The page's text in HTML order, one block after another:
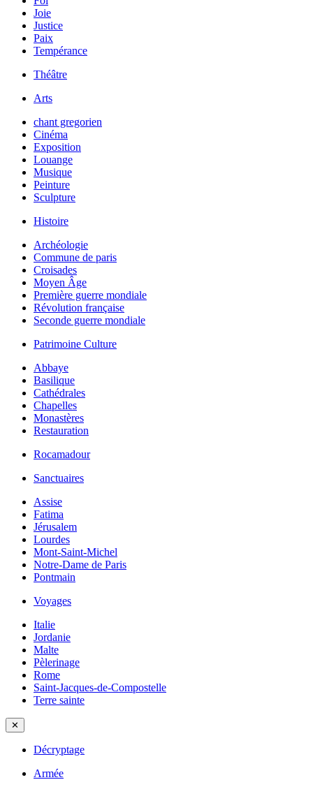
Joie
Justice
Paix
Tempérance
Théâtre
Arts
chant gregorien
Cinéma
Exposition
Louange
Musique
Peinture
Sculpture
Histoire
Archéologie
Commune de paris
Croisades
Moyen Âge
Première guerre mondiale
Révolution française
Seconde guerre mondiale
Patrimoine Culture
Abbaye
Basilique
Cathédrales
Chapelles
Monastères
Restauration
Rocamadour
Sanctuaires
Assise
Fatima
Jérusalem
Lourdes
Mont-Saint-Michel
Notre-Dame de Paris
Pontmain
Voyages
Italie
Jordanie
Malte
Pèlerinage
Rome
Saint-Jacques-de-Compostelle
Terre sainte
✕
Décryptage
Armée